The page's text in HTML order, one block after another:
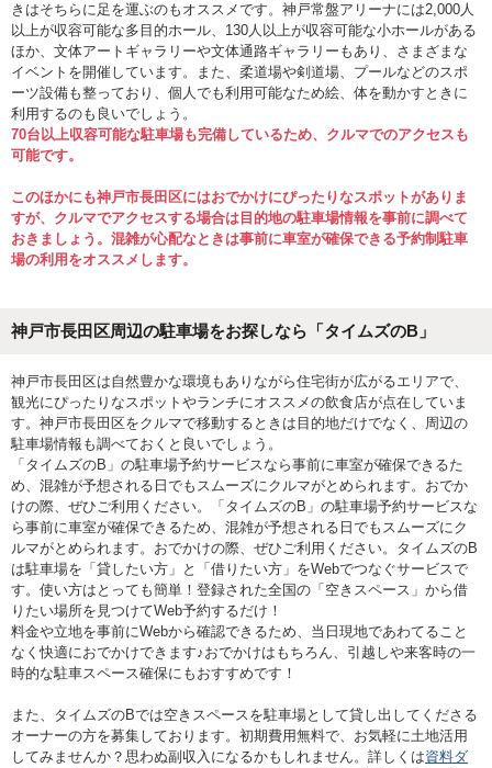
きはそちらに足を運ぶのもオススメです。神戸常盤アリーナには2,000人
以上が収容可能な多目的ホール、130人以上が収容可能な小ホールがある
ほか、文体アートギャラリーや文体通路ギャラリーもあり、さまざまな
イベントを開催しています。また、柔道場や剣道場、プールなどのスポ
ーツ設備も整っており、個人でも利用可能なため絵、体を動かすときに
利用するのも良いでしょう。
70台以上収容可能な駐車場も完備しているため、クルマでのアクセスも
可能です。
このほかにも神戸市長田区にはおでかけにぴったりなスポットがありま
すが、クルマでアクセスする場合は目的地の駐車場情報を事前に調べて
おきましょう。混雑が心配なときは事前に車室が確保できる予約制駐車
場の利用をオススメします。
神戸市長田区周辺の駐車場をお探しなら「タイムズのB」
神戸市長田区は自然豊かな環境もありながら住宅街が広がるエリアで、
観光にぴったりなスポットやランチにオススメの飲食店が点在していま
す。神戸市長田区をクルマで移動するときは目的地だけでなく、周辺の
駐車場情報も調べておくと良いでしょう。
「タイムズのB」の駐車場予約サービスなら事前に車室が確保できるた
め、混雑が予想される日でもスムーズにクルマがとめられます。おでか
けの際、ぜひご利用ください。「タイムズのB」の駐車場予約サービスな
ら事前に車室が確保できるため、混雑が予想される日でもスムーズにク
ルマがとめられます。おでかけの際、ぜひご利用ください。タイムズのB
は駐車場を「貸したい方」と「借りたい方」をWebでつなぐサービスで
す。使い方はとっても簡単！登録された全国の「空きスペース」から借
りたい場所を見つけてWeb予約するだけ！
料金や立地を事前にWebから確認できるため、当日現地であわてること
なく快適におでかけできます♪おでかけはもちろん、引越しや来客時の一
時的な駐車スペース確保にもおすすめです！
また、タイムズのBでは空きスペースを駐車場として貸し出してくださる
オーナーの方を募集しております。初期費用無料で、お気軽に土地活用
してみませんか？思わぬ副収入になるかもしれません。詳しくは資料ダ